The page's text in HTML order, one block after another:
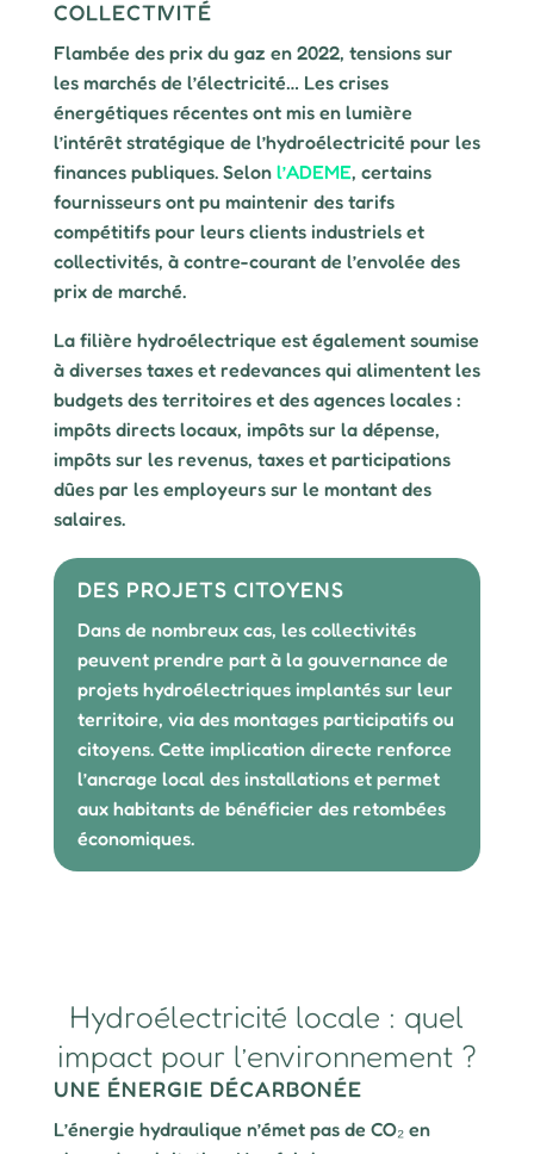
COLLECTIVITÉ
Flambée des prix du gaz en 2022, tensions sur
les marchés de l’électricité… Les crises
énergétiques récentes ont mis en lumière
l’intérêt stratégique de l’hydroélectricité pour les
finances publiques. Selon l’ADEME, certains
fournisseurs ont pu maintenir des tarifs
compétitifs pour leurs clients industriels et
collectivités, à contre-courant de l’envolée des
prix de marché.
La filière hydroélectrique est également soumise
à diverses taxes et redevances qui alimentent les
budgets des territoires et des agences locales :
impôts directs locaux, impôts sur la dépense,
impôts sur les revenus, taxes et participations
dûes par les employeurs sur le montant des
salaires.
DES PROJETS CITOYENS
Dans de nombreux cas, les collectivités
peuvent prendre part à la gouvernance de
projets hydroélectriques implantés sur leur
territoire, via des montages participatifs ou
citoyens. Cette implication directe renforce
l’ancrage local des installations et permet
aux habitants de bénéficier des retombées
économiques.
Hydroélectricité locale : quel
impact pour l’environnement ?
UNE ÉNERGIE DÉCARBONÉE
L’énergie hydraulique n’émet pas de CO₂ en